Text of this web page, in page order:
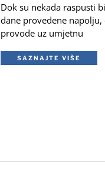
Dok su nekada raspusti
dane provedene
provode uz umjetnu
SAZNAJTE VIŠE